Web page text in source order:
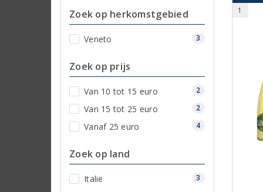
Zoek op herkomstgebied
Veneto 3
Zoek op prijs
Van 10 tot 15 euro 2
Van 15 tot 25 euro 2
Vanaf 25 euro 4
Zoek op land
Italië 3
1